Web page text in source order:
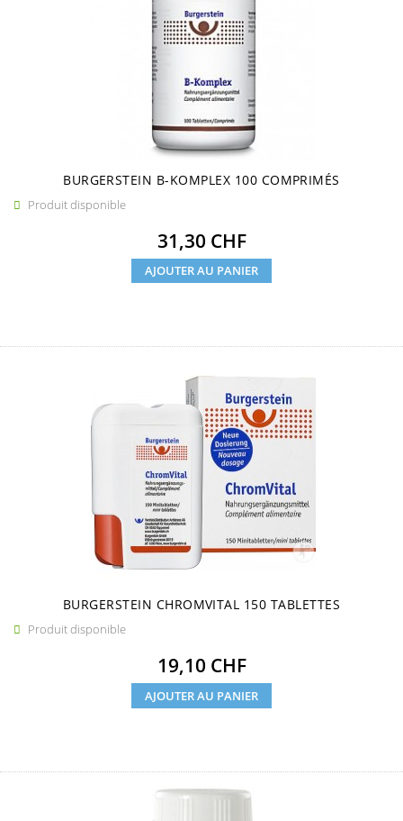
BURGERSTEIN B-KOMPLEX 100 COMPRIMÉS
 Produit disponible
Prix
31,30 CHF
AJOUTER AU PANIER
BURGERSTEIN CHROMVITAL 150 TABLETTES
 Produit disponible
Prix
19,10 CHF
AJOUTER AU PANIER